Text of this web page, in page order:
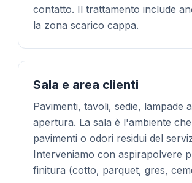
contatto. Il trattamento include
la zona scarico cappa.
Sala e area clienti
Pavimenti, tavoli, sedie, lampade
apertura. La sala è l'ambiente
pavimenti o odori residui del
Interveniamo con aspirapolvere
finitura (cotto, parquet, gres,